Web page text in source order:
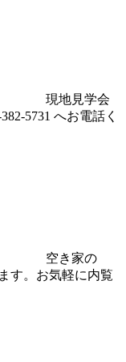
現地見学会
5731 へお電話く
空き家の
す。お気軽に内覧